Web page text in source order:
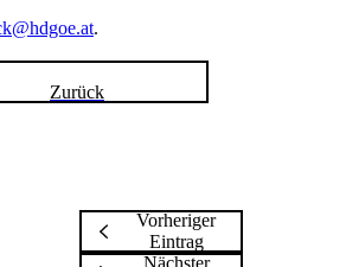
.
Zurück
Vorheriger
Eintrag
Nächster